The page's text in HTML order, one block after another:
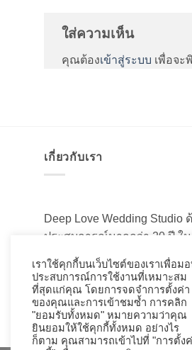
ใส่ความเห็น
คุณต้องเข้าสู่ระบบ เพื่อจะ
เกี่ยวกับเรา
Deep Love Wedding Studio
ประสบการณ์มากกว่า 20 ปี ใ
สร้างสรรค์ออกแบบและควา
เรื่องของชุดแต่งงานเจ้าสาวอั
เป็นอย่างดี ที่เราได้เนรมิตชุดเ
ท่านให้สวยงามมานับไม่ถ้วน
เราใช้คุกกี้บนเว็บไซต์ของเราเพื่อม
ประสบการณ์การใช้งานที่เหมาะสม
ที่สุดแก่คุณ โดยการจดจำการตั้งค่า
ของคุณและการเข้าชมซ้ำ การคลิก
"ยอมรับทั้งหมด" หมายความว่าคุณ
ยินยอมให้ใช้คุกกี้ทั้งหมด อย่างไร
ก็ตาม คุณสามารถเข้าไปที่ "การตั้ง